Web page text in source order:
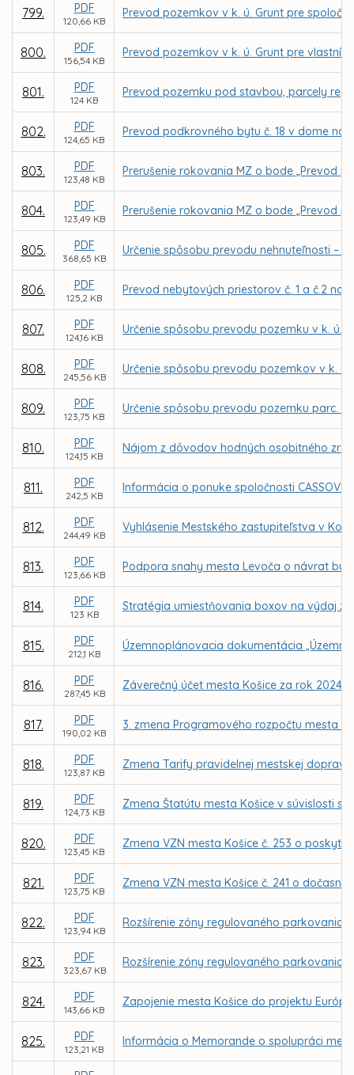
799. PDF
120,66 KB
Prevod pozemkov v k. ú. Grunt pre
800. PDF
156,54 KB
Prevod pozemkov v k. ú. Grunt pre
801. PDF
124 KB
Prevod pozemku pod stavbou, parcely
802. PDF
124,65 KB
Prevod podkrovného bytu č. 18 v dome na
803. PDF
123,48 KB
Prerušenie rokovania MZ o bode „Prevod
804. PDF
123,49 KB
Prerušenie rokovania MZ o bode „Prevod
805. PDF
368,65 KB
Určenie spôsobu prevodu nehnuteľnosti –
806. PDF
125,2 KB
Prevod nebytových priestorov č. 1 a č.2 na
807. PDF
124,16 KB
Určenie spôsobu prevodu pozemku v k. ú.
808. PDF
245,56 KB
Určenie spôsobu prevodu pozemkov v k. ú.
809. PDF
123,75 KB
Určenie spôsobu prevodu pozemku parc.
810. PDF
124,15 KB
Nájom z dôvodov hodných osobitného
811. PDF
242,5 KB
Informácia o ponuke spoločnosti
812. PDF
244,49 KB
Vyhlásenie Mestského zastupiteľstva v
813. PDF
123,66 KB
Podpora snahy mesta Levoča o návrat
814. PDF
123 KB
Stratégia umiestňovania boxov na výdaj
815. PDF
212,1 KB
Územnoplánovacia dokumentácia
816. PDF
287,45 KB
Záverečný účet mesta Košice za rok 2024
817. PDF
190,02 KB
3. zmena Programového rozpočtu mesta
818. PDF
123,87 KB
Zmena Tarify pravidelnej mestskej dopravy
819. PDF
124,73 KB
Zmena Štatútu mesta Košice v súvislosti s
820. PDF
123,45 KB
Zmena VZN mesta Košice č. 253 o
821. PDF
123,75 KB
Zmena VZN mesta Košice č. 241 o
822. PDF
123,94 KB
Rozšírenie zóny regulovaného parkovania
823. PDF
323,67 KB
Rozšírenie zóny regulovaného parkovania
824. PDF
143,66 KB
Zapojenie mesta Košice do projektu
825. PDF
123,21 KB
Informácia o Memorande o spolupráci